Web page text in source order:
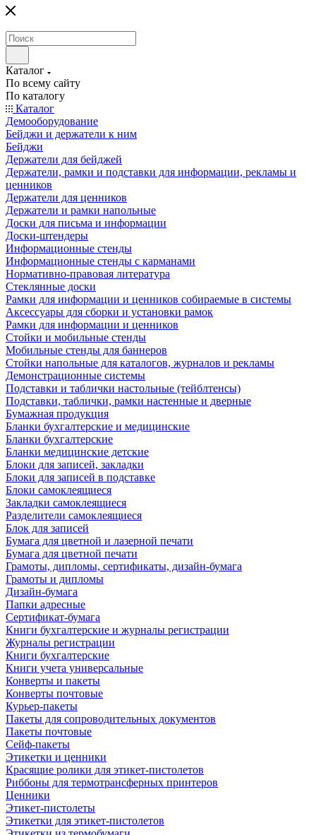
Каталог
По всему сайту
По каталогу
Каталог
Демооборудование
Бейджи и держатели к ним
Бейджи
Держатели для бейджей
Держатели, рамки и подставки для информации, рекламы и
ценников
Держатели для ценников
Держатели и рамки напольные
Доски для письма и информации
Доски-штендеры
Информационные стенды
Информационные стенды с карманами
Нормативно-правовая литература
Стеклянные доски
Рамки для информации и ценников собираемые в системы
Аксессуары для сборки и установки рамок
Рамки для информации и ценников
Стойки и мобильные стенды
Мобильные стенды для баннеров
Стойки напольные для каталогов, журналов и рекламы
Демонстрационные системы
Подставки и таблички настольные (тейблтенсы)
Подставки, таблички, рамки настенные и дверные
Бумажная продукция
Бланки бухгалтерские и медицинские
Бланки бухгалтерские
Бланки медицинские детские
Блоки для записей, закладки
Блоки для записей в подставке
Блоки самоклеящиеся
Закладки самоклеящиеся
Разделители самоклеящиеся
Блок для записей
Бумага для цветной и лазерной печати
Бумага для цветной печати
Грамоты, дипломы, сертификаты, дизайн-бумага
Грамоты и дипломы
Дизайн-бумага
Папки адресные
Сертификат-бумага
Книги бухгалтерские и журналы регистрации
Журналы регистрации
Книги бухгалтерские
Книги учета универсальные
Конверты и пакеты
Конверты почтовые
Курьер-пакеты
Пакеты для сопроводительных документов
Пакеты почтовые
Сейф-пакеты
Этикетки и ценники
Красящие ролики для этикет-пистолетов
Риббоны для термотрансферных принтеров
Ценники
Этикет-пистолеты
Этикетки для этикет-пистолетов